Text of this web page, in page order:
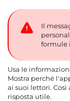
Il
formule
Usa le
Mostra perché
ai suoi lettori.
risposta utile.